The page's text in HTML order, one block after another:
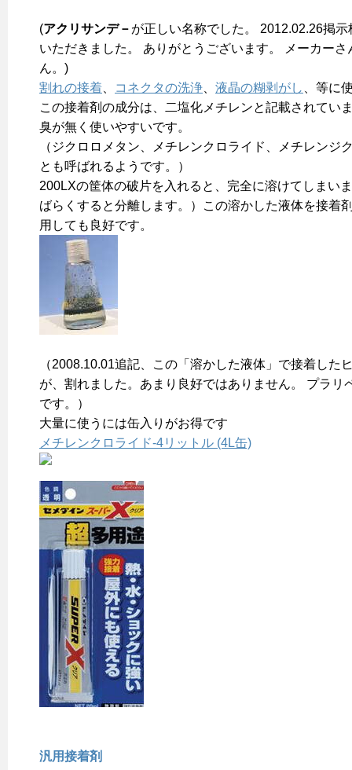
(アクリサンデ－ が正しい名称でした。 2012.02.26掲示
いただきました。 ありがとうございます。 メーカーさ
ん。)
割れの接着
コネクタの洗浄 液晶の糊剥がし
、等に
この接着剤の成分は、二塩化メチレンと記載されてい
臭が無く使いやすいです。
（ジクロロメタン、メチレンクロライド、メチレンジ
とも呼ばれるようです。）
200LXの筐体の破片を入れると、完全に溶けてしまい
ばらくすると分離します。）この溶かした液体を接着
用しても良好です。
（2008.10.01追記、この「溶かした液体」で接着した
が、割れました。あまり良好ではありません。 プラリ
です。）
大量に使うには缶入りがお得です
メチレンクロライド-4リットル (4L缶)
汎用接着剤